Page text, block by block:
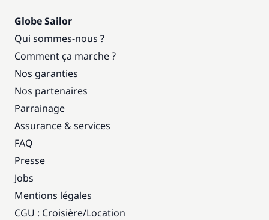
Globe Sailor
Qui sommes-nous ?
Comment ça marche ?
Nos garanties
Nos partenaires
Parrainage
Assurance & services
FAQ
Presse
Jobs
Mentions légales
CGU : Croisière/Location